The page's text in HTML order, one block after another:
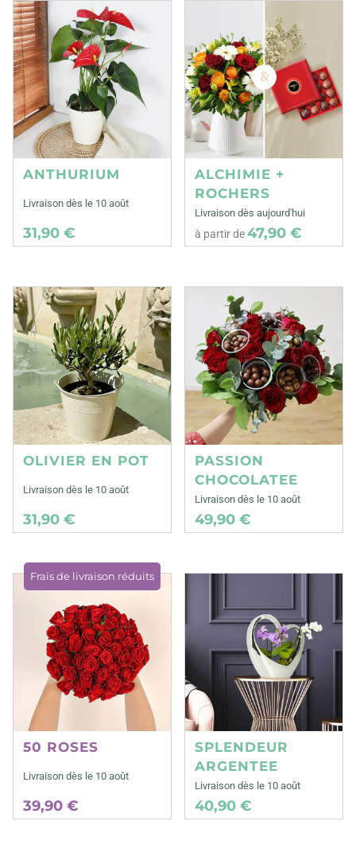
ANTHURIUM
Livraison dès le 10 août
31,90 €
ALCHIMIE +
ROCHERS
Livraison dès aujourd'hui
à partir de47,90 €
OLIVIER EN POT
Livraison dès le 10 août
31,90 €
PASSION
CHOCOLATEE
Livraison dès le 10 août
49,90 €
Frais de livraison réduits
50 ROSES
Livraison dès le 10 août
39,90 €
SPLENDEUR
ARGENTEE
Livraison dès le 10 août
40,90 €